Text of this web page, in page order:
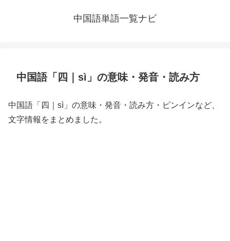
中国語単語一覧ナビ
中国語「四｜sì」の意味・発音・読み方
中国語「四｜sì」の意味・発音・読み方・ピンインなど、
文字情報をまとめました。